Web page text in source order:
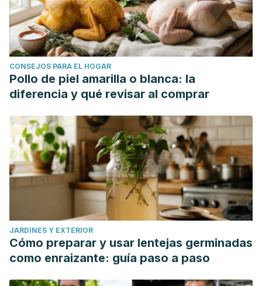
CONSEJOS PARA EL HOGAR
Pollo de piel amarilla o blanca: la
diferencia y qué revisar al comprar
JARDINES Y EXTERIOR
Cómo preparar y usar lentejas germinadas
como enraizante: guía paso a paso